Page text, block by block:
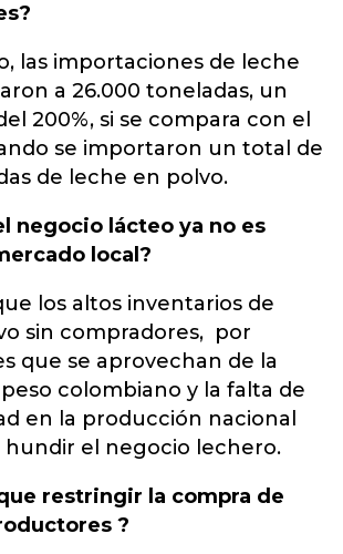
las importaciones de leche
a 26.000 toneladas, un
200%, si se compara con el
se importaron un total de
de leche en polvo.
negocio lácteo ya no es
local?
los altos inventarios de
sin compradores, por
que se aprovechan de la
colombiano y la falta de
en la producción nacional
el negocio lechero.
restringir la compra de
?